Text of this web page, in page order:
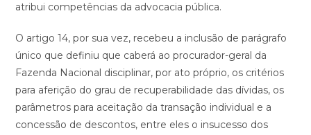
atribui competências da advocacia pública.
O artigo 14, por sua vez, recebeu a inclusão de parágrafo
único que definiu que caberá ao procurador-geral da
Fazenda Nacional disciplinar, por ato próprio, os critérios
para aferição do grau de recuperabilidade das dívidas, os
parâmetros para aceitação da transação individual e a
concessão de descontos, entre eles o insucesso dos